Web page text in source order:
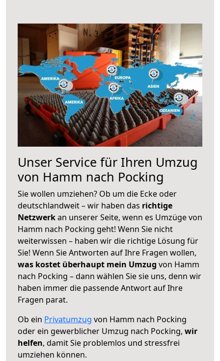
Unser Service für Ihren Umzug
von Hamm nach Pocking
Sie wollen umziehen? Ob um die Ecke oder
deutschlandweit – wir haben das richtige
Netzwerkan unserer Seite, wenn es Umzüge von
Hamm nach Pocking geht! Wenn Sie nicht
weiterwissen – haben wir die richtige Lösung für
Sie! Wenn Sie Antworten auf Ihre Fragen wollen,
was kostet überhaupt mein Umzug von Hamm
nach Pocking – dann wählen Sie sie uns, denn wir
haben immer die passende Antwort auf Ihre
Fragen parat.
Ob ein Privatumzug von Hamm nach Pocking
oder ein gewerblicher Umzug nach Pocking, wir
helfen, damit Sie problemlos und stressfrei
umziehen können.